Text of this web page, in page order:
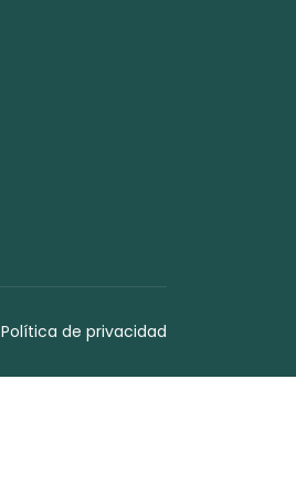
Política de privacidad